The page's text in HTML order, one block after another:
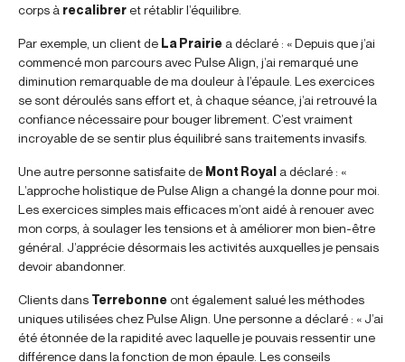
corps à recalibreret rétablir l’équilibre.
Par exemple, un client de La Prairie a déclaré : « Depuis que j’ai
commencé mon parcours avec Pulse Align, j’ai remarqué une
diminution remarquable de ma douleur à l’épaule. Les exercices
se sont déroulés sans effort et, à chaque séance, j’ai retrouvé la
confiance nécessaire pour bouger librement. C’est vraiment
incroyable de se sentir plus équilibré sans traitements invasifs.
Une autre personne satisfaite de Mont Royal a déclaré : «
L’approche holistique de Pulse Align a changé la donne pour moi.
Les exercices simples mais efficaces m’ont aidé à renouer avec
mon corps, à soulager les tensions et à améliorer mon bien-être
général. J’apprécie désormais les activités auxquelles je pensais
devoir abandonner.
Clients dans Terrebonneont également salué les méthodes
uniques utilisées chez Pulse Align. Une personne a déclaré : « J’ai
été étonnée de la rapidité avec laquelle je pouvais ressentir une
différence dans la fonction de mon épaule. Les conseils